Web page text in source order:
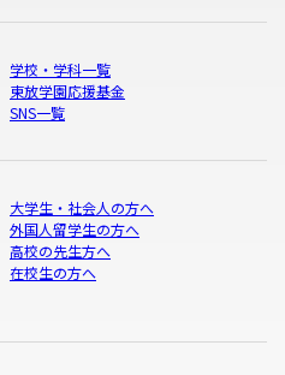
学校・学科一覧
東放学園応援基金
SNS一覧
大学生・社会人の方へ
外国人留学生の方へ
高校の先生方へ
在校生の方へ